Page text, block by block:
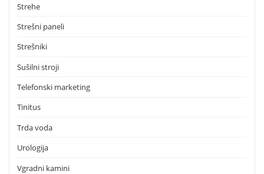
Strehe
Strešni paneli
Strešniki
Sušilni stroji
Telefonski marketing
Tinitus
Trda voda
Urologija
Vgradni kamini